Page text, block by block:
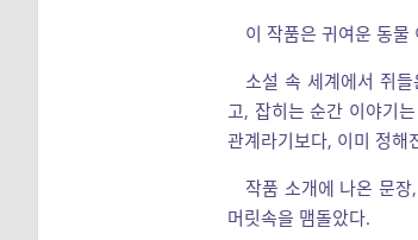
이 작품은 귀여운 동물
소설 속 세계에서 쥐
고, 잡히는 순간 이야기
관계라기보다, 이미 정해
작품 소개에 나온 문
머릿속을 맴돌았다.